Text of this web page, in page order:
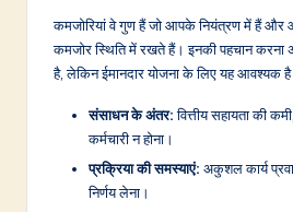
कमजोरियां वे गुण हैं जो आपके नियंत्रण में हैं और
कमजोर स्थिति में रखते हैं। इनकी पहचान करना
है, लेकिन ईमानदार योजना के लिए यह आवश्यक
संसाधन के अंतर:वित्तीय सहायता की
कर्मचारी न होना।
प्रक्रिया की समस्याएं: अकुशल कार्य
निर्णय लेना।